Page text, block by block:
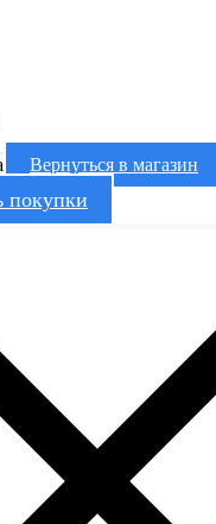
Вернуться в магазин
покупки